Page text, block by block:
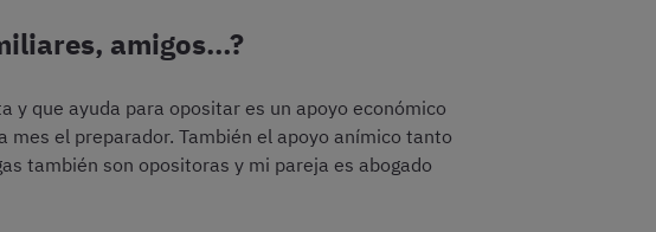
amigos…?
y que ayuda para opositar es un apoyo económico
mes el preparador. También el apoyo anímico tanto
también son opositoras y mi pareja es abogado